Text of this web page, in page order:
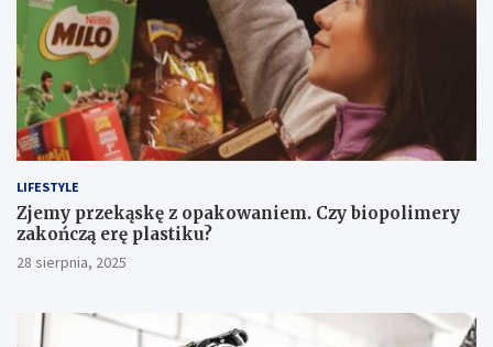
LIFESTYLE
Zjemy przekąskę z opakowaniem. Czy biopolimery
zakończą erę plastiku?
28 sierpnia, 2025